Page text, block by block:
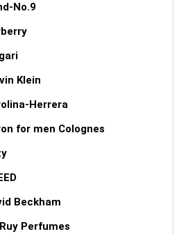
No.9
Klein
Herrera
for men Colognes
Beckham
Perfumes